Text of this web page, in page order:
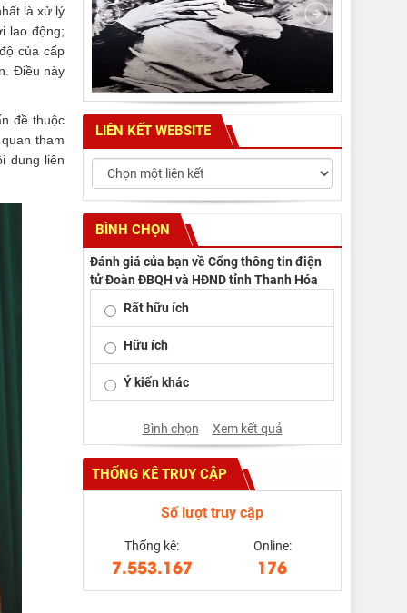
là xử lý
lao động;
của cấp
Điều này
đề thuộc
tham
dung liên
LIÊN KẾT WEBSITE
BÌNH CHỌN
Đánh giá của bạn về Cổng thông tin điện
tử Đoàn ĐBQH và HĐND tỉnh Thanh Hóa
Rất hữu ích
Hữu ích
Ý kiến khác
Bình chọn Xem kết quả
THỐNG KÊ TRUY CẬP
Số lượt truy cập
Thống kê:
7.553.167
Online:
176